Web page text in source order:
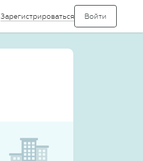
Зарегистрироваться